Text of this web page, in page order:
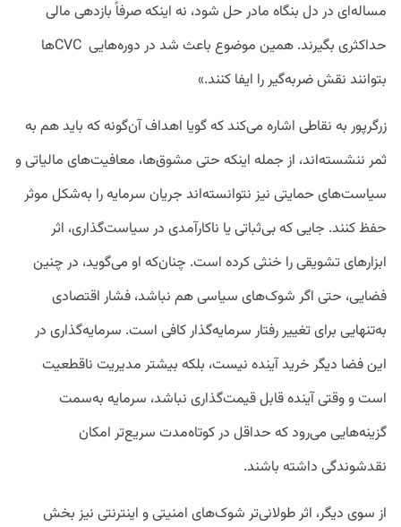
مساله‌ای در دل بنگاه مادر حل شود، نه اینکه صرفاً بازدهی مالی
حداکثری بگیرند. همین موضوع باعث شد در دوره‌هایی CVCها
بتوانند نقش ضربه‌گیر را ایفا کنند.»
زرگرپور به نقاطی اشاره‌ می‌کند که گویا اهداف آن‌گونه که باید هم به
ثمر ننشسته‌اند، از جمله اینکه حتی مشوق‌ها، معافیت‌های مالیاتی و
سیاست‌های حمایتی نیز نتوانسته‌اند جریان سرمایه را به‌شکل موثر
حفظ کنند. جایی که بی‌ثباتی یا ناکارآمدی در سیاست‌گذاری، اثر
ابزارهای تشویقی را خنثی کرده است. چنان‌که او می‌گوید، در چنین
فضایی، حتی اگر شوک‌های سیاسی هم نباشد، فشار اقتصادی
به‌تنهایی برای تغییر رفتار سرمایه‌گذار کافی است. سرمایه‌گذاری در
این فضا دیگر خرید آینده نیست، بلکه بیشتر مدیریت ناقطعیت
است و وقتی آینده قابل قیمت‌گذاری نباشد، سرمایه به‌سمت
گزینه‌هایی می‌رود که حداقل در کوتاه‌مدت سریع‌تر امکان
نقدشوندگی داشته باشند.
از سوی دیگر، اثر طولانی‌تر شوک‌های امنیتی و اینترنتی نیز بخش